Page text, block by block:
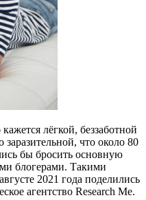
лёгкой, беззаботной
что около 80
бы бросить основную
блогерами. Такими
2021 года поделились
агентство Research Me.